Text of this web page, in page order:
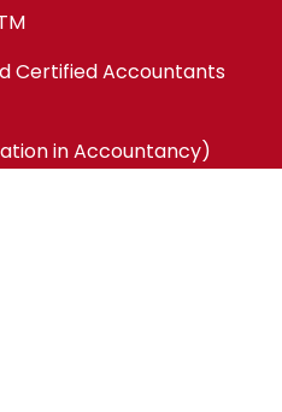
Certified Accountants
in Accountancy)